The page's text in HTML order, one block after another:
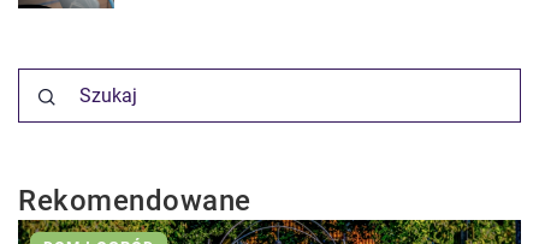
Rekomendowane